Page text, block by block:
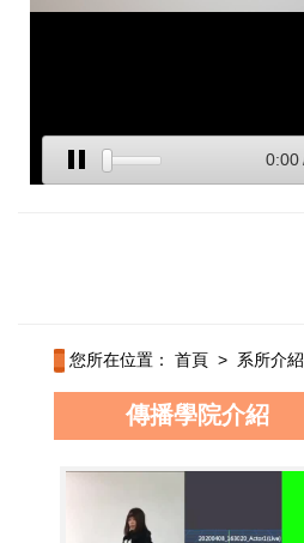
您所在位置： 首頁 > 系所介紹
傳播學院介紹